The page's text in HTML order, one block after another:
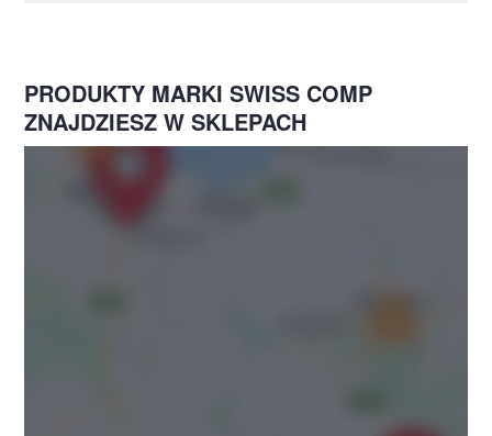
PRODUKTY MARKI SWISS COMP
ZNAJDZIESZ W SKLEPACH